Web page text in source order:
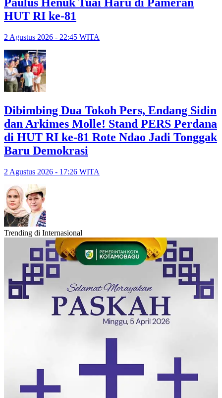
HUT RI ke-81
2 Agustus 2026 - 22:45 WITA
Dibimbing Dua Tokoh Pers, Endang Sidin
dan Arkimes Molle! Stand PERS Perdana
di HUT RI ke-81 Rote Ndao Jadi Tonggak
Baru Demokrasi
2 Agustus 2026 - 17:26 WITA
Trending di Internasional